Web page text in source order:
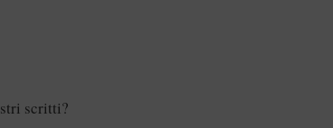
scritti?